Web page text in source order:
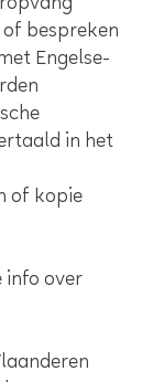
bespreken
Engelse-
in het
of kopie
info over